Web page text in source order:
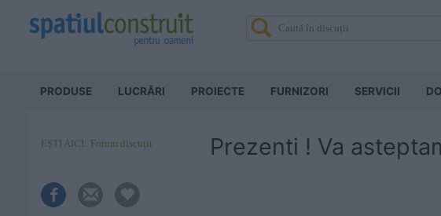
PRODUSE LUCRĂRI PROIECTE FURNIZORI SERVICII
EȘTI AICI: Forum discuții Prezenti ! Va